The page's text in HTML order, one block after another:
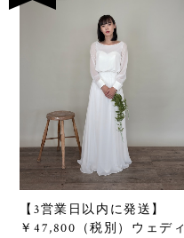
【3営業日以内に発送】
￥47,800（税別）ウェディ